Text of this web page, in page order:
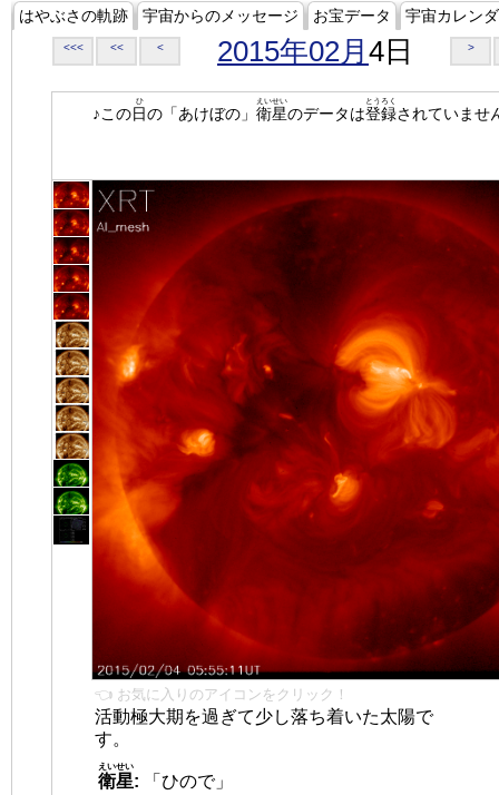
はやぶさの軌跡 宇宙からのメッセージ お宝データ 宇宙カレン
<<< << < 2015年02月 4日 >
♪この日
ひ
の「あけぼの」 衛星
えいせい
のデータは登録
とうろく
されていませ
👈 お気に入りのアイコンをクリック！
活動極大期を過ぎて少し落ち着いた太陽で
す。
衛星
えいせい
:
「ひので」